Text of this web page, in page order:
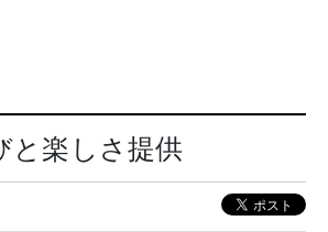
楽しさ提供